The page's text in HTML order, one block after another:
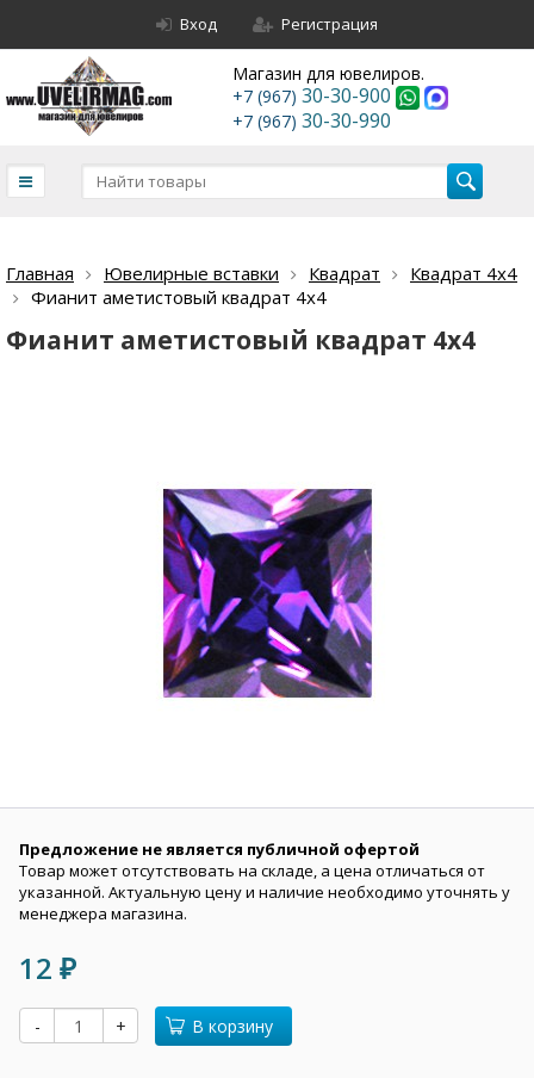
Вход Регистрация
Магазин для ювелиров.
+7 (967) 30-30-900
+7 (967) 30-30-990
Главная Ювелирные вставки Квадрат
Квадрат 4х4
Фианит аметистовый квадрат 4х4
Фианит аметистовый квадрат 4х4
Предложение не является публичной офертой
Товар может отсутствовать на складе, а цена отличаться от
указанной. Актуальную цену и наличие необходимо уточнять у
менеджера магазина.
12 ₽
- + В корзину